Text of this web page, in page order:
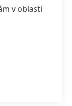
v oblasti